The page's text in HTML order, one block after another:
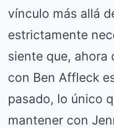
vínculo más allá
estrictamente
siente que, ahora
con Ben Affleck
pasado, lo único
mantener con